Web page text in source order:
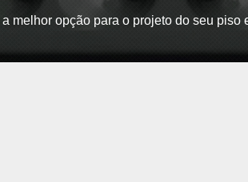
melhor opção para o projeto do seu piso